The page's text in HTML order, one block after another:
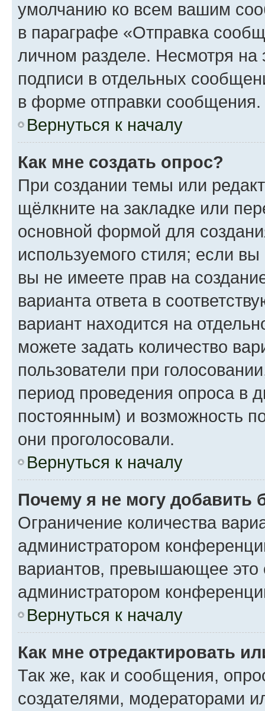
умолчанию ко всем вашим
в параграфе «Отправка
личном разделе. Несмотря на
подписи в отдельных
в форме отправки сообщения.
Вернуться к началу
Как мне создать опрос?
При создании темы или
щёлкните на закладке или
основной формой для
используемого стиля; если
вы не имеете прав на
варианта ответа в
вариант находится на
можете задать количество
пользователи при
период проведения опроса в
постоянным) и возможность
они проголосовали.
Вернуться к началу
Почему я не могу добавить
Ограничение количества
администратором
вариантов, превышающее это
администратором
Вернуться к началу
Как мне отредактировать
Так же, как и сообщения,
создателями, модераторами